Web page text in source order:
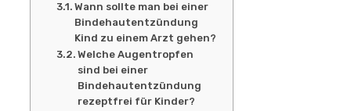
Wann sollte man bei einer
Bindehautentzündung
Kind zu einem Arzt gehen?
Welche Augentropfen
sind bei einer
Bindehautentzündung
rezeptfrei für Kinder?